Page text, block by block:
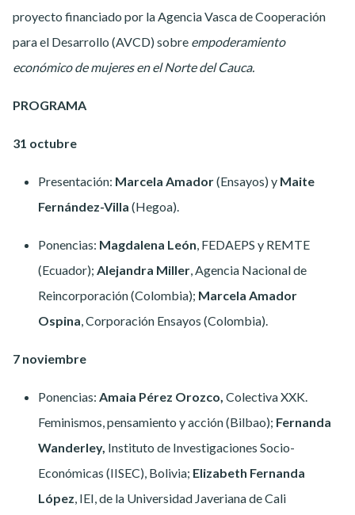
proyecto financiado por la Agencia Vasca de Cooperación
para el Desarrollo (AVCD) sobre empoderamiento
económico de mujeres en el Norte del Cauca.
PROGRAMA
31 octubre
Presentación: Marcela Amador(Ensayos) y Maite
Fernández-Villa (Hegoa).
Ponencias: Magdalena León, FEDAEPS y REMTE
(Ecuador); Alejandra Miller, Agencia Nacional de
Reincorporación (Colombia); Marcela Amador
Ospina, Corporación Ensayos (Colombia).
7 noviembre
Ponencias: Amaia Pérez Orozco, Colectiva XXK.
Feminismos, pensamiento y acción (Bilbao); Fernanda
Wanderley, Instituto de Investigaciones Socio-
Económicas (IISEC), Bolivia; Elizabeth Fernanda
López, IEI, de la Universidad Javeriana de Cali